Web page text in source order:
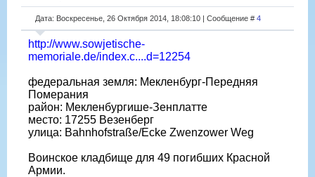
Дата: Воскресенье, 26 Октября 2014, 18:08:10 | Сообщение # 4
http://www.sowjetische-
memoriale.de/index.c....d=12254
федеральная земля: Мекленбург-Передняя
Померания
район: Мекленбургише-Зенплатте
место: 17255 Везенберг
улица: Bahnhofstraße/Ecke Zwenzower Weg
Воинское кладбище для 49 погибших Красной
Армии.